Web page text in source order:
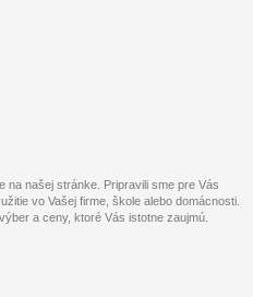
na našej stránke. Pripravili sme pre Vás
vo Vašej firme, škole alebo domácnosti.
a ceny, ktoré Vás istotne zaujmú.